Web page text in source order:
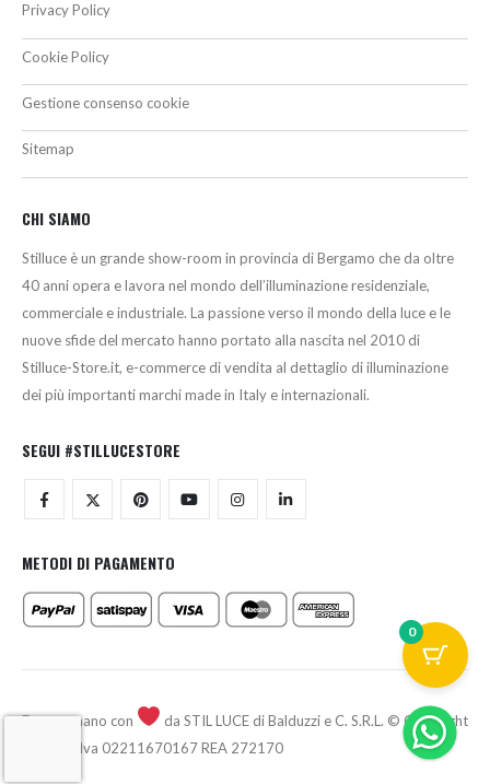
Privacy Policy
Cookie Policy
Gestione consenso cookie
Sitemap
CHI SIAMO
Stilluce è un grande show-room in provincia di Bergamo che da oltre
40 anni opera e lavora nel mondo dell’illuminazione residenziale,
commerciale e industriale. La passione verso il mondo della luce e le
nuove sfide del mercato hanno portato alla nascita nel 2010 di
Stilluce-Store.it, e-commerce di vendita al dettaglio di illuminazione
dei più importanti marchi made in Italy e internazionali.
SEGUI #STILLUCESTORE
METODI DI PAGAMENTO
Fatto a mano con
da STIL LUCE di Balduzzi e C. S.R.L. © Copyright
2026 - P.Iva 02211670167 REA 272170
0